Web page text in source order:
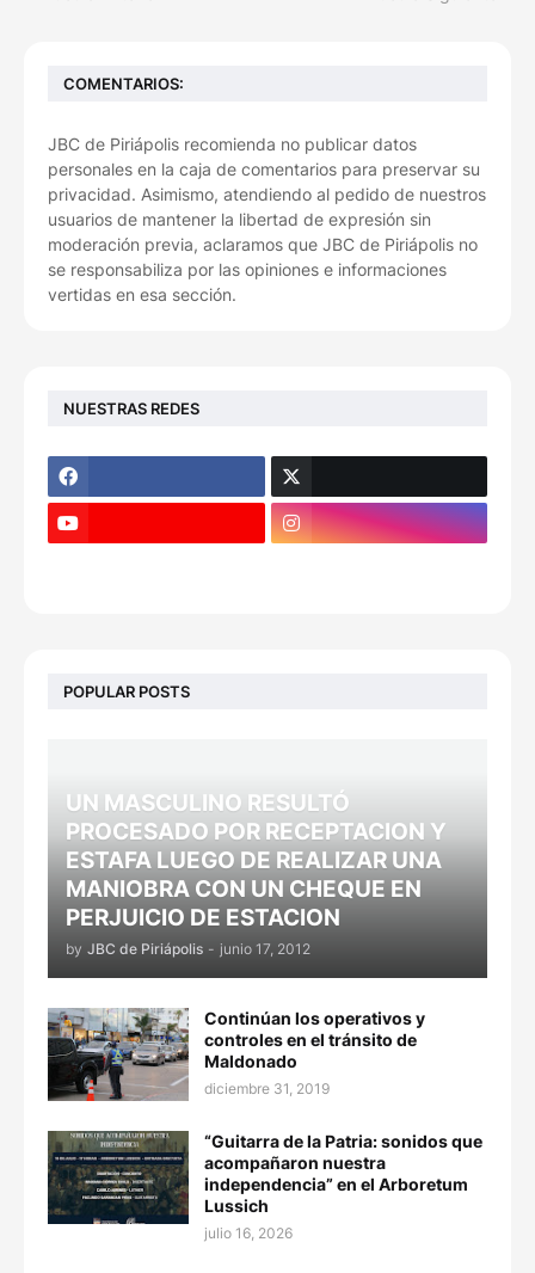
COMENTARIOS:
JBC de Piriápolis recomienda no publicar datos
personales en la caja de comentarios para preservar su
privacidad. Asimismo, atendiendo al pedido de nuestros
usuarios de mantener la libertad de expresión sin
moderación previa, aclaramos que JBC de Piriápolis no
se responsabiliza por las opiniones e informaciones
vertidas en esa sección.
NUESTRAS REDES
POPULAR POSTS
UN MASCULINO RESULTÓ
PROCESADO POR RECEPTACION Y
ESTAFA LUEGO DE REALIZAR UNA
MANIOBRA CON UN CHEQUE EN
PERJUICIO DE ESTACION
by JBC de Piriápolis - junio 17, 2012
Continúan los operativos y
controles en el tránsito de
Maldonado
diciembre 31, 2019
“Guitarra de la Patria: sonidos que
acompañaron nuestra
independencia” en el Arboretum
Lussich
julio 16, 2026